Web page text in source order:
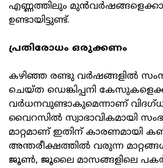
എണ്ണത്തിലും
ഉണ്ടായിട്ടുണ്ട്.
പ്രതിരോധം ഒരുക്കണം
കഴിഞ്ഞ രണ്ടു വര്‍ഷങ്ങളില്‍
ചെയ്ത ഡെങ്കിപ്പനി
വര്‍ധനവുണ്ടാകുമെന്നാണ്
വൈറസില്‍ സ്വാഭാവികമായി
മാറ്റമാണ് ഇതിന് കാരണമായി
അന്തരീക്ഷത്തില്‍ വരുന്ന
ജൂണ്‍, ജൂലൈ മാസങ്ങളിലെ